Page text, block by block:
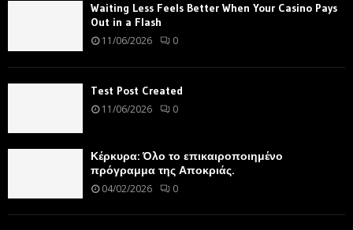
Waiting Less Feels Better When Your Casino Pays
Out in a Flash
11/06/2026 0
Test Post Created
11/06/2026 0
Κέρκυρα: Όλο το επικαιροποιημένο
πρόγραμμα της Αποκριάς.
04/02/2026 0